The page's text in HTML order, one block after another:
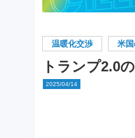
温暖化交渉 米
トランプ2.0
2025/04/14